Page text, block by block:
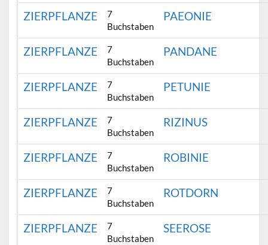
ZIERPFLANZE
7
Buchstaben
PAEONIE
ZIERPFLANZE
7
Buchstaben
PANDANE
ZIERPFLANZE
7
Buchstaben
PETUNIE
ZIERPFLANZE
7
Buchstaben
RIZINUS
ZIERPFLANZE
7
Buchstaben
ROBINIE
ZIERPFLANZE
7
Buchstaben
ROTDORN
ZIERPFLANZE
7
Buchstaben
SEEROSE